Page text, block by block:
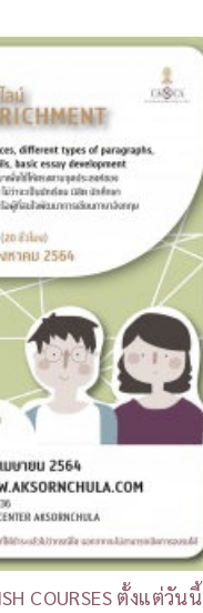
COURSES ตั้งแต่วันนี้